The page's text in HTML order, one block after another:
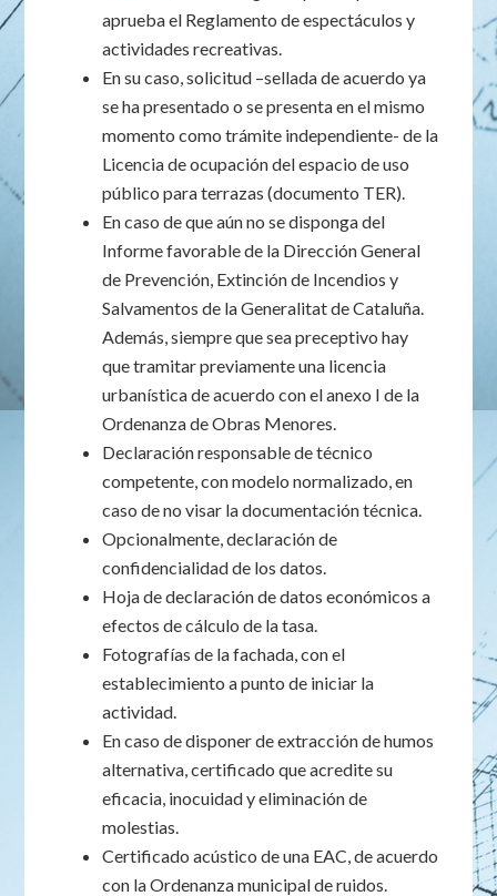
aprueba el Reglamento de espectáculos y
actividades recreativas.
En su caso, solicitud –sellada de acuerdo ya
se ha presentado o se presenta en el mismo
momento como trámite independiente- de la
Licencia de ocupación del espacio de uso
público para terrazas (documento TER).
En caso de que aún no se disponga del
Informe favorable de la Dirección General
de Prevención, Extinción de Incendios y
Salvamentos de la Generalitat de Cataluña.
Además, siempre que sea preceptivo hay
que tramitar previamente una licencia
urbanística de acuerdo con el anexo I de la
Ordenanza de Obras Menores.
Declaración responsable de técnico
competente, con modelo normalizado, en
caso de no visar la documentación técnica.
Opcionalmente, declaración de
confidencialidad de los datos.
Hoja de declaración de datos económicos a
efectos de cálculo de la tasa.
Fotografías de la fachada, con el
establecimiento a punto de iniciar la
actividad.
En caso de disponer de extracción de humos
alternativa, certificado que acredite su
eficacia, inocuidad y eliminación de
molestias.
Certificado acústico de una EAC, de acuerdo
con la Ordenanza municipal de ruidos.